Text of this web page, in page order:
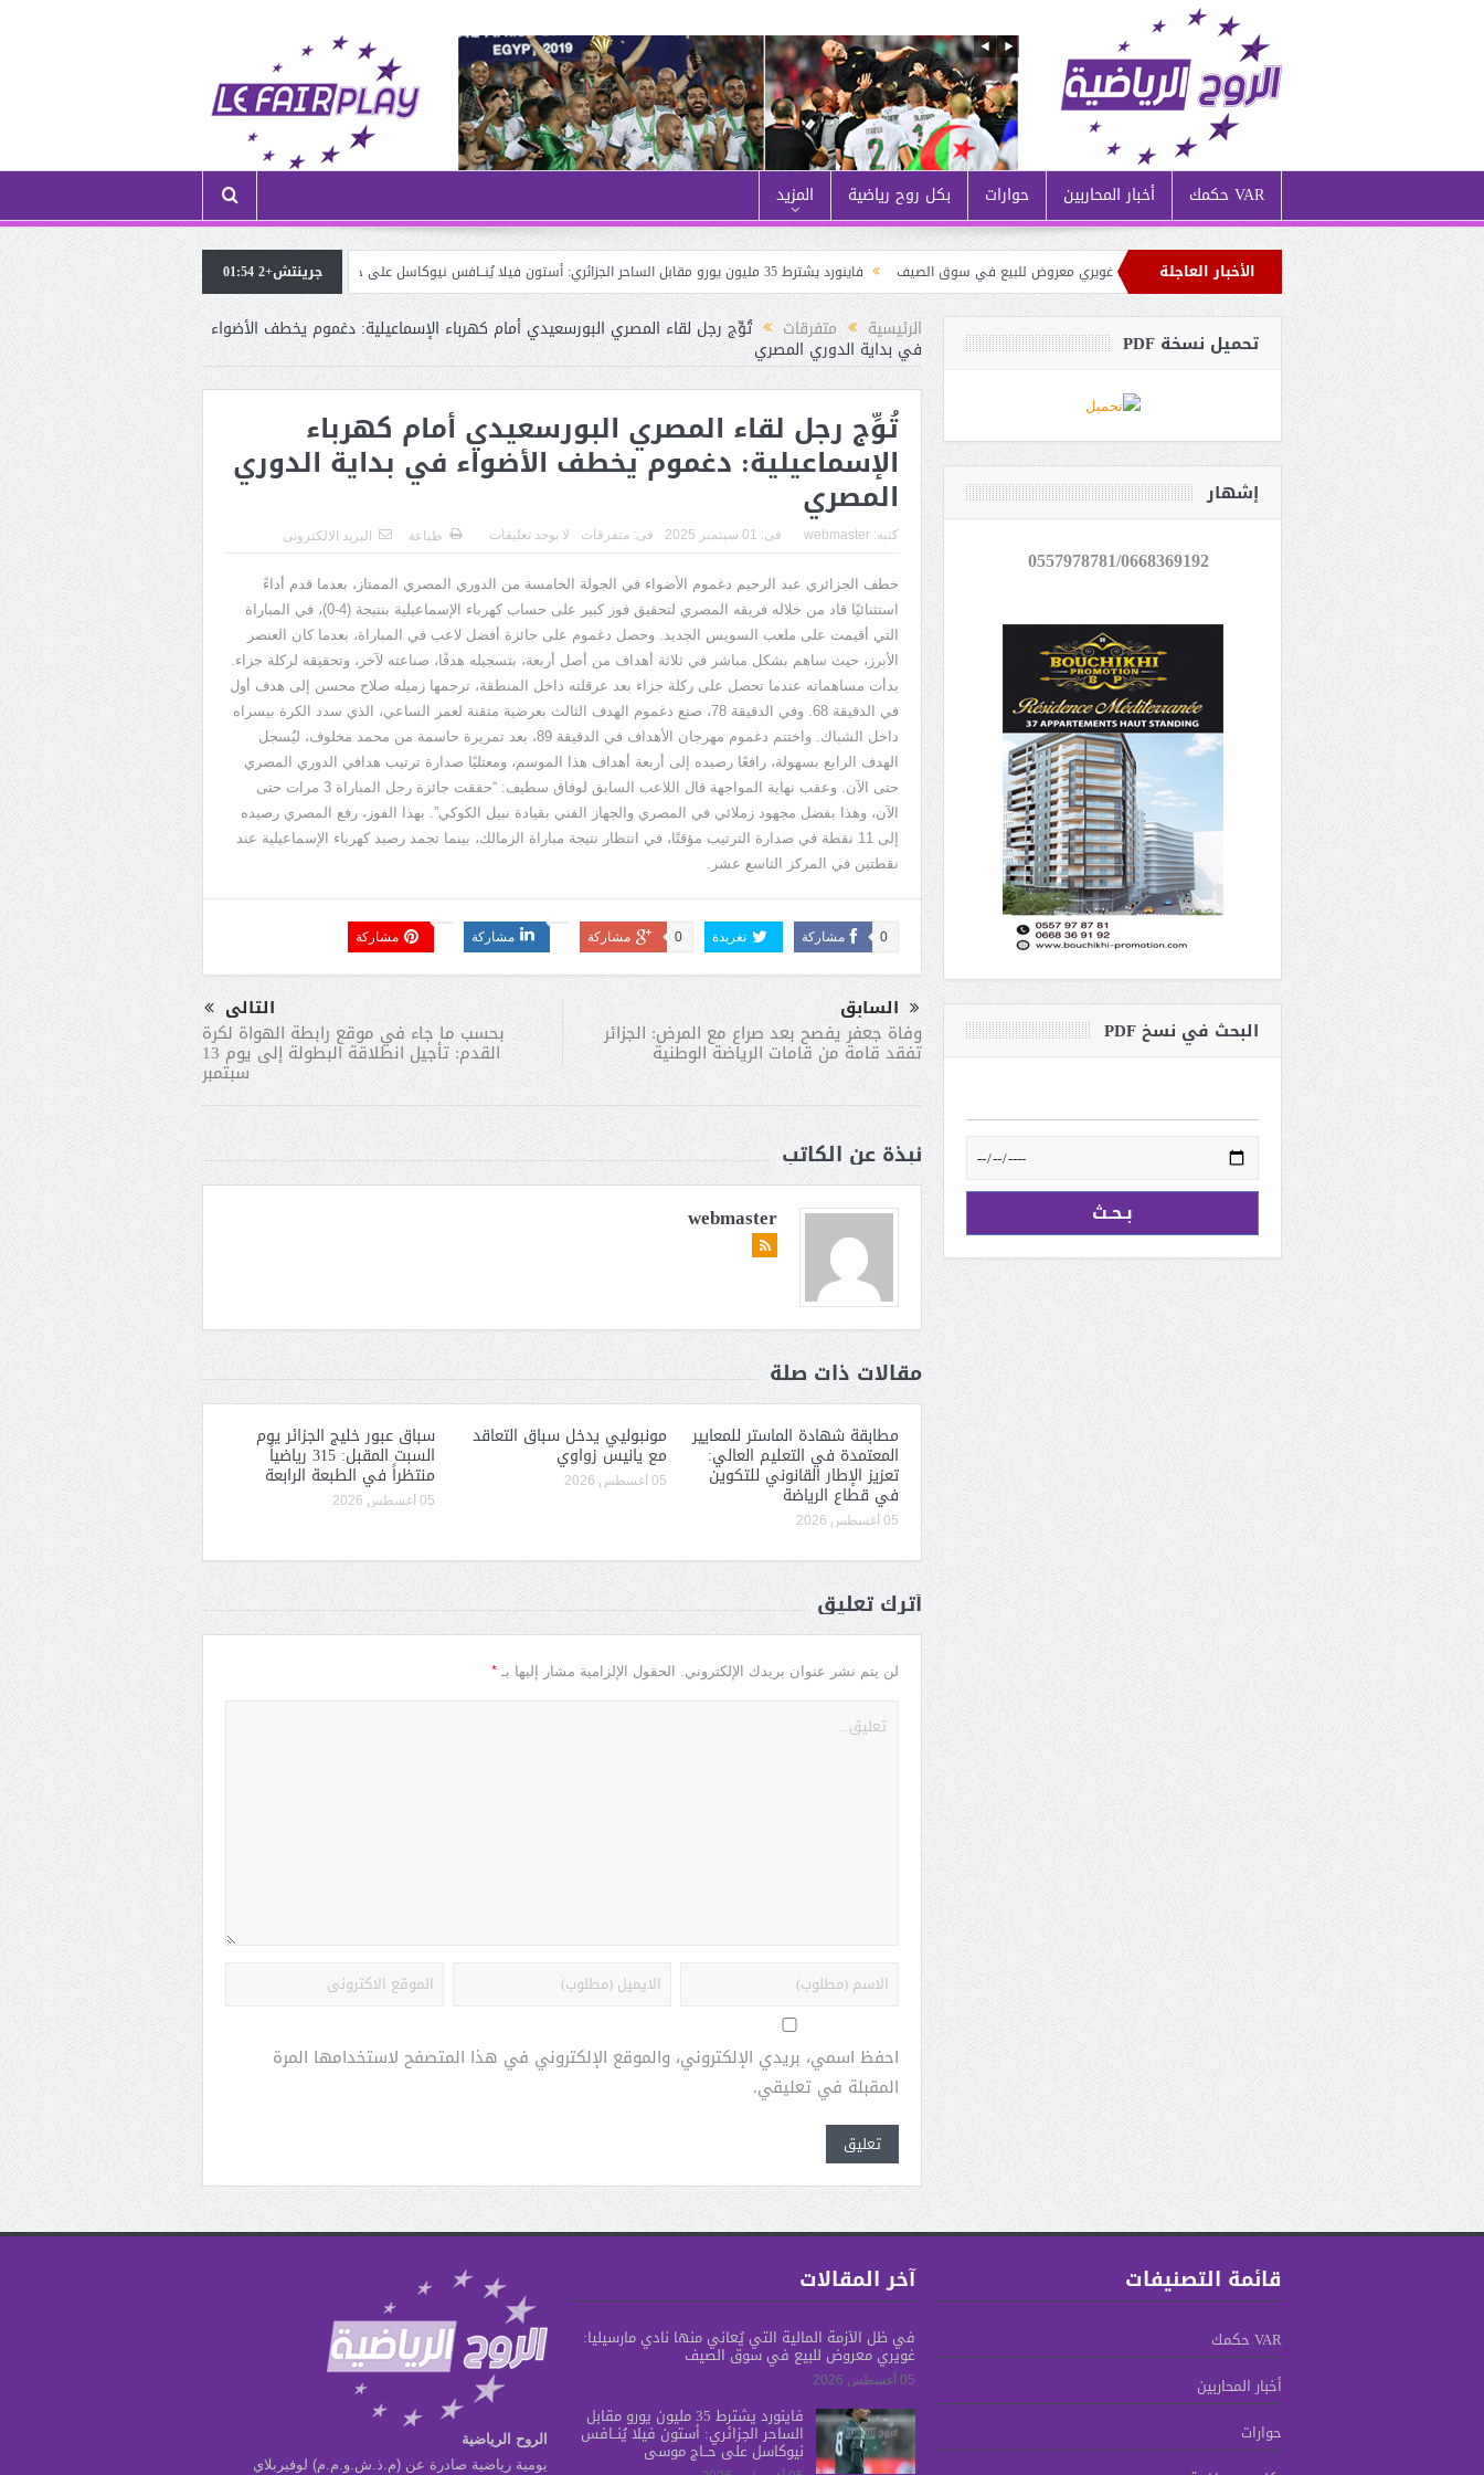
VAR حكمك أخبار المحاربين حوارات بكل روح رياضية المزيد
الأخبار العاجلة
في ظل الأزمة المالية التي يُعاني منها نادي مارسيليا: غويري معروض للبيع في سوق الصيف فاينورد يشترط 35 مليون يورو مقابل الساحر الجزائري: أستون فيلا يُنــافس نيوكاسل على حــاج موسى
الموهوب شريڤي هيثم (لاعب ترجي الڤرانين) في ضيافة
الإتحادية تتمسك بالمدرسة الإسبانية: رافائيل بينيتيز أبرز المرشحين لخلافة بيتكوفيتش
جرينتش+2 01:54
الرئيسية متفرقات تُوِّج رجل لقاء المصري البورسعيدي أمام كهرباء الإسماعيلية: دغموم يخطف الأضواء
في بداية الدوري المصري
تُوِّج رجل لقاء المصري البورسعيدي أمام كهرباء
الإسماعيلية: دغموم يخطف الأضواء في بداية الدوري
المصري
كتبه: webmaster فى: 01 سبتمبر 2025 فى: متفرقات لا يوجد تعليقات طباعة البريد الالكترونى
خطف الجزائري عبد الرحيم دغموم الأضواء في الجولة الخامسة من الدوري المصري الممتاز، بعدما قدم أداءً
استثنائيًا قاد من خلاله فريقه المصري لتحقيق فوز كبير على حساب كهرباء الإسماعيلية بنتيجة (4-0)
، في المباراة
التي أقيمت على ملعب السويس الجديد
وحصل دغموم على جائزة أفضل لاعب في المباراة، بعدما كان العنصر
الأبرز، حيث ساهم بشكل مباشر في ثلاثة أهداف من أصل أربعة، بتسجيله هدفًا، صناعته لآخر، وتحقيقه لركلة جزاء
بدأت مساهماته عندما تحصل على ركلة جزاء بعد عرقلته داخل المنطقة، ترجمها زميله صلاح محسن إلى هدف أول
في الدقيقة
وفي الدقيقة
، صنع دغموم الهدف الثالث بعرضية متقنة لعمر الساعي، الذي سدد الكرة بيسراه
داخل الشباك واختتم دغموم مهرجان الأهداف في الدقيقة
، بعد تمريرة حاسمة من محمد مخلوف، ليُسجل
الهدف الرابع بسهولة، رافعًا رصيده إلى أربعة أهداف هذا الموسم، ومعتليًا صدارة ترتيب هدافي الدوري المصري
حتى الآن وعقب نهاية المواجهة قال اللاعب السابق لوفاق سطيف: “حققت جائزة رجل المباراة
مرات حتى
الآن، وهذا بفضل مجهود زملائي في المصري والجهاز الفني بقيادة نبيل الكوكي”. بهذا الفوز، رفع المصري رصيده
إلى
نقطة في صدارة الترتيب مؤقتًا، في انتظار نتيجة مباراة الزمالك، بينما تجمد رصيد كهرباء الإسماعيلية عند
نقطتين في المركز التاسع عشر
مشاركة 0 تغريدة مشاركة 0 مشاركة مشاركة
السابق
وفاة جعفر يفصح بعد صراع مع المرض: الجزائر
تفقد قامة من قامات الرياضة الوطنية
التالى
بحسب ما جاء في موقع رابطة الهواة لكرة
القدم: تأجيل انطلاقة البطولة إلى يوم 13
سبتمبر
نبذة عن الكاتب
webmaster
مقالات ذات صلة
مطابقة شهادة الماستر للمعايير
المعتمدة في التعليم العالي:
تعزيز الإطار القانوني للتكوين
في قطاع الرياضة
05 أغسطس 2026
مونبوليي يدخل سباق التعاقد
مع يانيس زواوي
05 أغسطس 2026
سباق عبور خليج الجزائر يوم
السبت المقبل: 315 رياضياً
منتظراً في الطبعة الرابعة
05 أغسطس 2026
أترك تعليق
لن يتم نشر عنوان بريدك الإلكتروني. الحقول الإلزامية مشار إليها بـ *
احفظ اسمي، بريدي الإلكتروني، والموقع الإلكتروني في هذا المتصفح لاستخدامها المرة
المقبلة في تعليقي.
تحميل نسخة PDF
إشهار
0557978781/0668369192
parking sous sol de 3 étages...
البحث في نسخ PDF
قائمة التصنيفات
VAR حكمك
أخبار المحاربين
حوارات
آخر المقالات
في ظل الأزمة المالية التي يُعاني منها نادي مارسيليا:
غويري معروض للبيع في سوق الصيف
05 أغسطس 2026
فاينورد يشترط 35 مليون يورو مقابل
الساحر الجزائري: أستون فيلا يُنــافس
نيوكاسل على حــاج موسى
الروح الرياضية
يومية رياضية صادرة عن (م.ذ.ش.و.م.م) لوفيربلاي